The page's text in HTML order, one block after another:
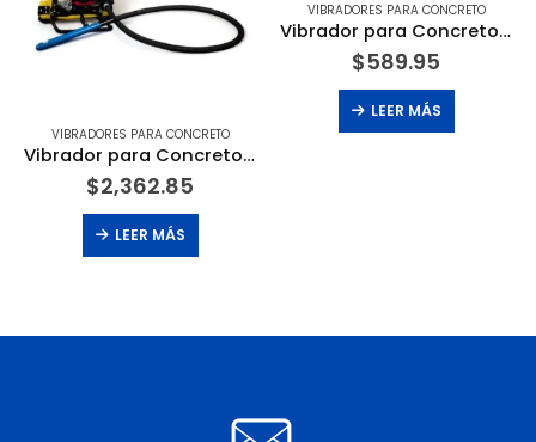
VIBRADORES PARA CONCRETO
Vibrador para Concreto Gas Motor Honda 2.5 HP. MORRISON – BARTELL GLOBAL
$2,362.85
LEER MÁS
VIBRADORES PARA CONCRETO
Vibrador para Concreto Eléctrico Motor 1-1/4 HP. MORRISON – BARTELL GLOBAL
$589.95
LEER MÁS